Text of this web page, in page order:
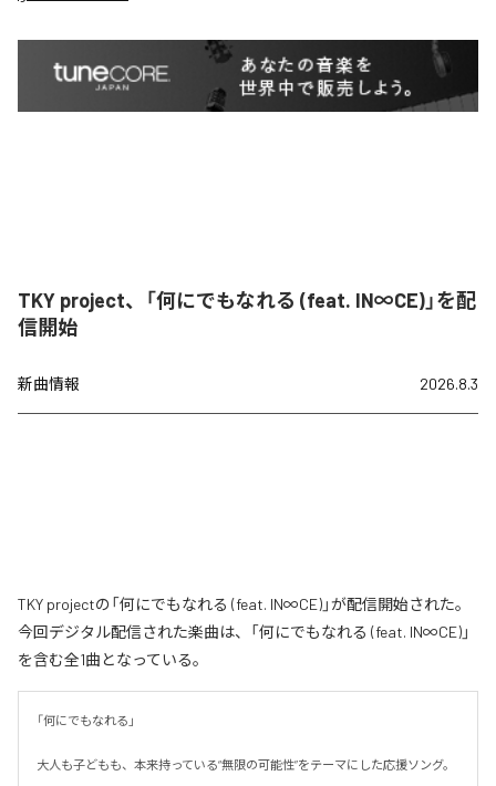
TKY project、「何にでもなれる (feat. IN∞CE)」を配
信開始
新曲情報 2026.8.3
TKY projectの「何にでもなれる (feat. IN∞CE)」が配信開始された。
今回デジタル配信された楽曲は、「何にでもなれる (feat. IN∞CE)」
を含む全1曲となっている。
「何にでもなれる」
大人も子どもも、本来持っている“無限の可能性”をテーマにした応援ソング。